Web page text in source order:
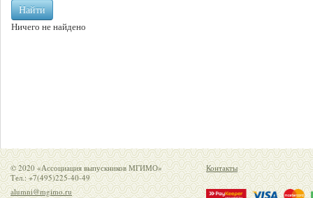
Найти
Ничего не найдено
© 2020 «Ассоциация выпускников МГИМО»
Тел.: +7(495)225-40-49
alumni@mgimo.ru
Контакты